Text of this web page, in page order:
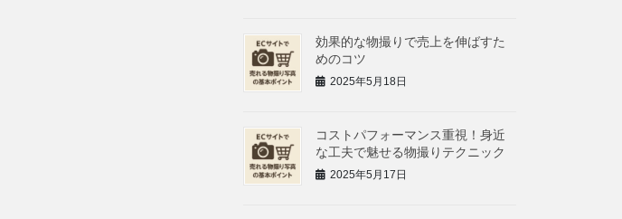
効果的な物撮りで売上を伸ばすた
めのコツ
2025年5月18日
コストパフォーマンス重視！身近
な工夫で魅せる物撮りテクニック
2025年5月17日